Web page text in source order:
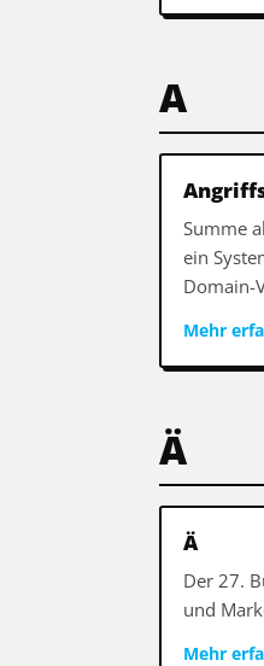
A
Summe
ein
Domain-
Mehr
Ä
Ä
Der 27.
und
Mehr